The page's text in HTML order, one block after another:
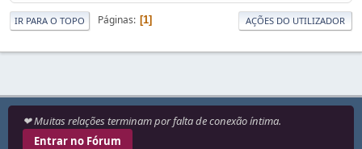
IR PARA O TOPO Páginas 1 AÇÕES DO UTILIZADOR
❤ Muitas relações terminam por falta de conexão íntima.
Entrar no Fórum